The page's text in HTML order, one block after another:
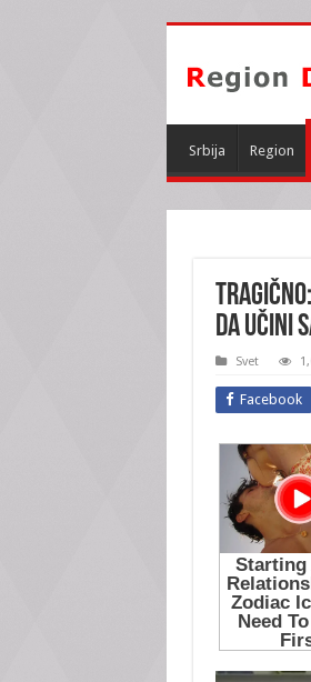
Srbija Region
da učini
Svet
Facebook